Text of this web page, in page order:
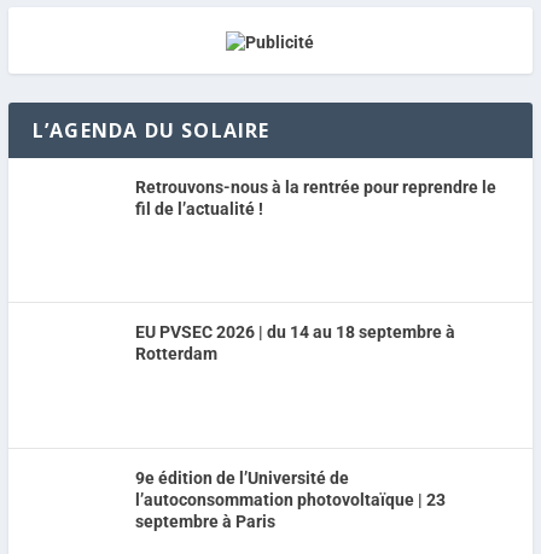
L’AGENDA DU SOLAIRE
Retrouvons-nous à la rentrée pour reprendre le
fil de l’actualité !
EU PVSEC 2026 | du 14 au 18 septembre à
Rotterdam
9e édition de l’Université de
l’autoconsommation photovoltaïque | 23
septembre à Paris